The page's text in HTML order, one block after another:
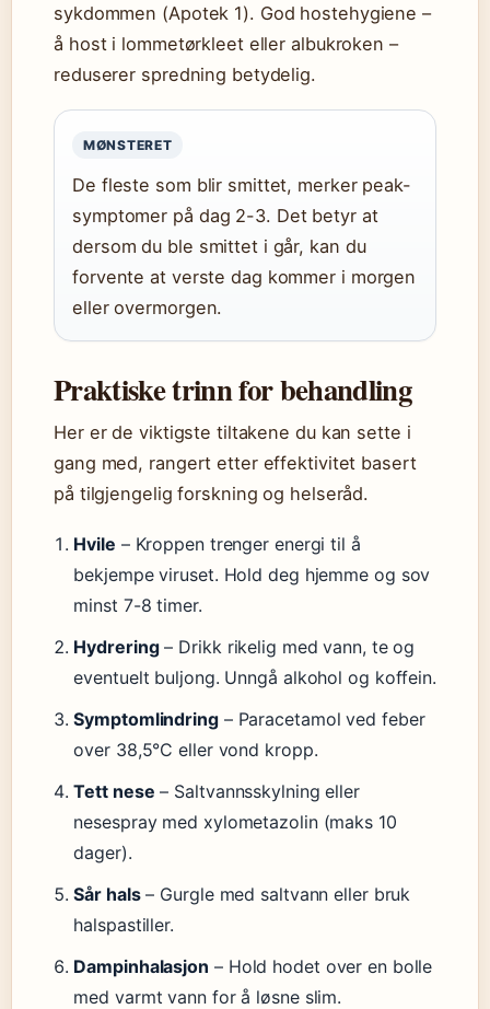
sykdommen (Apotek 1). God hostehygiene –
å host i lommetørkleet eller albukroken –
reduserer spredning betydelig.
MØNSTERET
De fleste som blir smittet, merker peak-
symptomer på dag 2-3. Det betyr at
dersom du ble smittet i går, kan du
forvente at verste dag kommer i morgen
eller overmorgen.
Praktiske trinn for behandling
Her er de viktigste tiltakene du kan sette i
gang med, rangert etter effektivitet basert
på tilgjengelig forskning og helseråd.
Hvile – Kroppen trenger energi til å
bekjempe viruset. Hold deg hjemme og sov
minst 7-8 timer.
Hydrering– Drikk rikelig med vann, te og
eventuelt buljong. Unngå alkohol og koffein.
Symptomlindring– Paracetamol ved feber
over 38,5°C eller vond kropp.
Tett nese – Saltvannsskylning eller
nesespray med xylometazolin (maks 10
dager).
Sår hals– Gurgle med saltvann eller bruk
halspastiller.
Dampinhalasjon – Hold hodet over en bolle
med varmt vann for å løsne slim.